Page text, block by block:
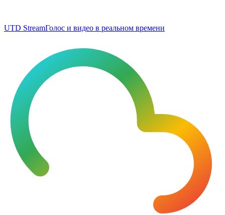
UTD StreamГолос и видео в реальном времени